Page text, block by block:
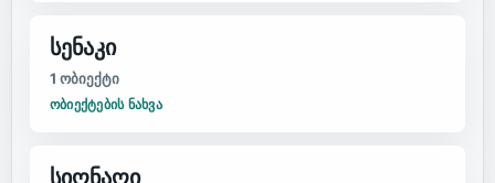
სენაკი
1 ობიექტი
ᲝᲑᲘᲔᲥᲢᲔᲑᲘᲡ ᲜᲐᲮᲕᲐ
სიღნაღი